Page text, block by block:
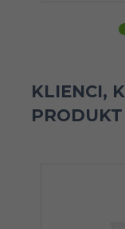
KLIENCI,